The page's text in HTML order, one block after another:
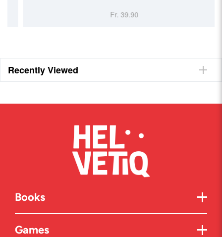
Fr. 39.90
Recently Viewed
Books
Games